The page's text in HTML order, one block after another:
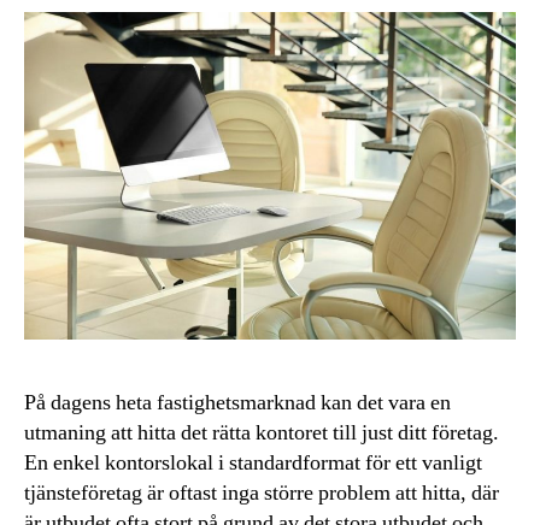
På dagens heta fastighetsmarknad kan det vara en
utmaning att hitta det rätta kontoret till just ditt företag.
En enkel kontorslokal i standardformat för ett vanligt
tjänsteföretag är oftast inga större problem att hitta, där